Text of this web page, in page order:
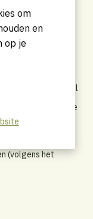
een pluspunt!
en een variabel
Jij lost mee
(volgens het
om
en
op je